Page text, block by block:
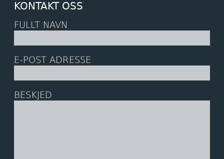
KONTAKT OSS
FULLT NAVN
E-POST ADRESSE
BESKJED